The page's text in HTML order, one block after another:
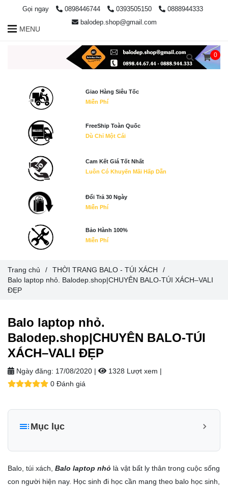
Balo laptop nhỏ.
Balodep.shop|CHUYÊN BALO-TÚI
XÁCH–VALI ĐẸP
Ngày đăng: 17/08/2020 | 1328 Lượt xem |
0 Đánh giá
Mục lục
Balo laptop nhỏ
Mẫu balo học sinh cá tính phù hợp cho học sinh cấp 1,
Balo, túi xách, Balo laptop nhỏ là vật bất ly thân trong cuộc sống
con người hiện nay. Học sinh đi học cần mang theo balo học sinh,
Trang chủ / THỜI TRANG BALO - TÚI XÁCH
/
Balo laptop nhỏ. Balodep.shop|CHUYÊN BALO-TÚI XÁCH–VALI
ĐẸP
Gọi ngay 0898446744 0393505150
0888944333
balodep.shop@gmail.com
MENU
0
Giao Hàng Siêu Tốc
Miễn Phí
FreeShip Toàn Quốc
Dù Chỉ Một Cái
Cam Kết Giá Tốt Nhất
Luôn Có Khuyến Mãi Hấp Dẫn
Đổi Trả 30 Ngày
Miễn Phí
Bảo Hành 100%
Miễn Phí